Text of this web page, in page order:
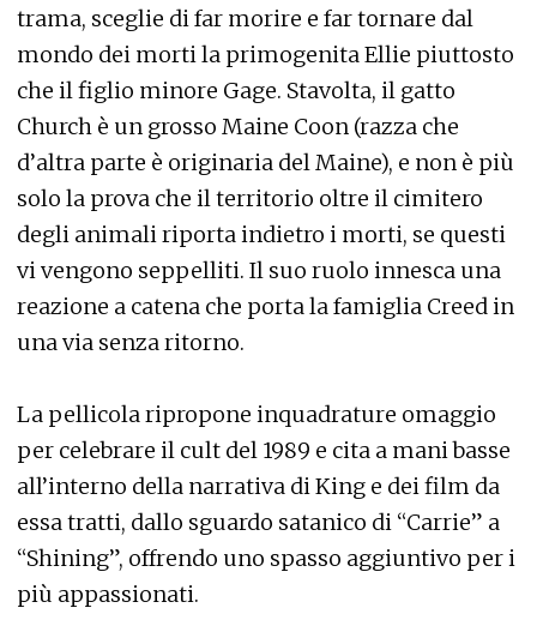
trama, sceglie di far morire e far tornare dal
mondo dei morti la primogenita Ellie piuttosto
che il figlio minore Gage. Stavolta, il gatto
Church è un grosso Maine Coon (razza che
d’altra parte è originaria del Maine), e non è più
solo la prova che il territorio oltre il cimitero
degli animali riporta indietro i morti, se questi
vi vengono seppelliti. Il suo ruolo innesca una
reazione a catena che porta la famiglia Creed in
una via senza ritorno.
La pellicola ripropone inquadrature omaggio
per celebrare il cult del 1989 e cita a mani basse
all’interno della narrativa di King e dei film da
essa tratti, dallo sguardo satanico di “Carrie” a
“Shining”, offrendo uno spasso aggiuntivo per i
più appassionati.